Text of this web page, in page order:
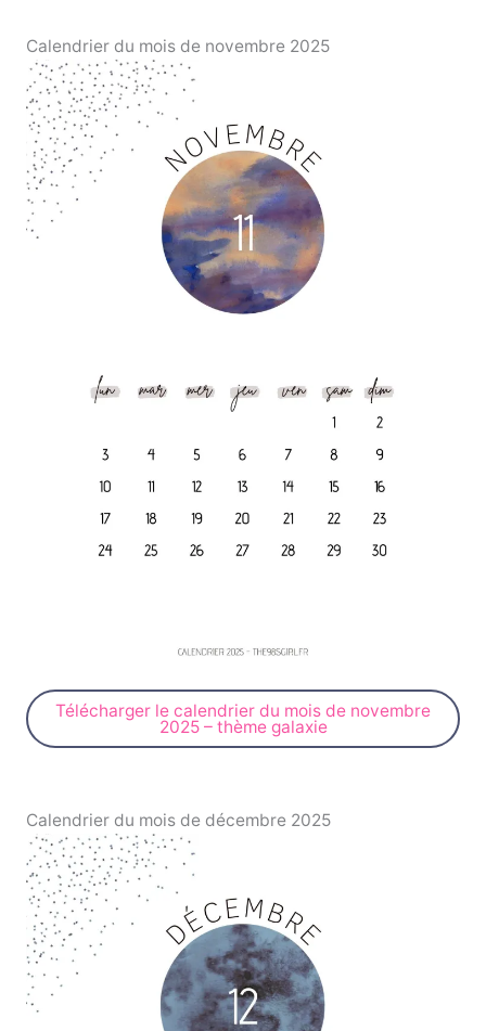
Calendrier du mois de novembre 2025
Télécharger le calendrier du mois de novembre
2025 – thème galaxie
Calendrier du mois de décembre 2025